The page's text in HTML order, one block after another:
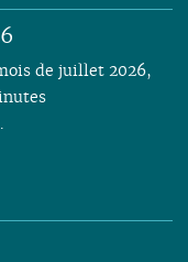
de juillet 2026,